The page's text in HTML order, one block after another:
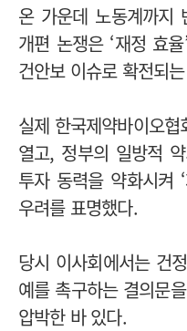
온 가운데 노동계까지
개편 논쟁은 ‘재정 효
건안보 이슈로 확전되
실제 한국제약바이오
열고, 정부의 일방적
투자 동력을 약화시켜
우려를 표명했다.
당시 이사회에서는 건
예를 촉구하는 결의문
압박한 바 있다.